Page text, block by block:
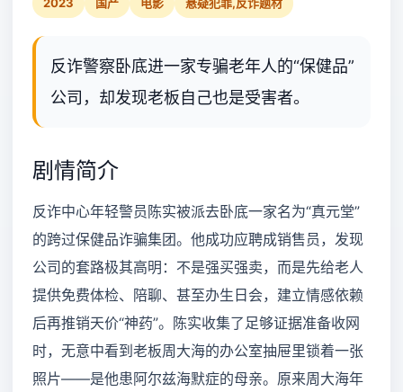
2023 国产 电影 悬疑犯罪,反诈题材
反诈警察卧底进一家专骗老年人的“保健品”
公司，却发现老板自己也是受害者。
剧情简介
反诈中心年轻警员陈实被派去卧底一家名为“真元堂”
的跨过保健品诈骗集团。他成功应聘成销售员，发现
公司的套路极其高明：不是强买强卖，而是先给老人
提供免费体检、陪聊、甚至办生日会，建立情感依赖
后再推销天价“神药”。陈实收集了足够证据准备收网
时，无意中看到老板周大海的办公室抽屉里锁着一张
照片——是他患阿尔兹海默症的母亲。原来周大海年